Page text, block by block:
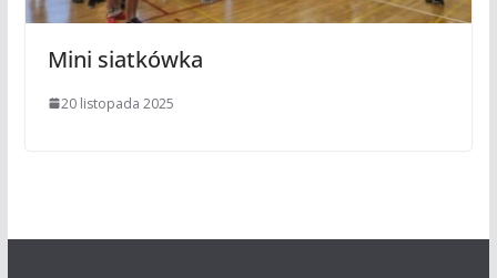
Mini siatkówka
20 listopada 2025